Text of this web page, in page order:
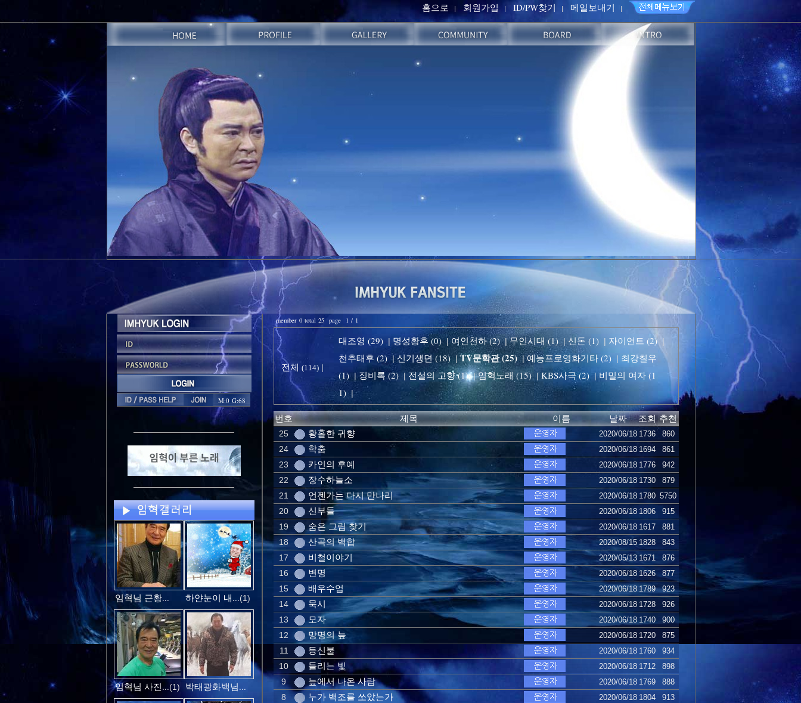
홈으로 회원가입 ID/PW찾기 메일보내기
M:0 G:68
임혁님 근황... 하얀눈이 내...(1)
임혁님 사진...(1) 박태광화백님...
member 0 total 25 page 1 / 1
전체 (114)|
대조영 (29) | 명성황후 (0) | 여인천하 (2) | 무인시대 (1) | 신돈 (1) | 자이언트 (2) |
천추태후 (2) | 신기생뎐 (18) | TV문학관 (25) | 예능프로영화기타 (2) | 최강칠우
(1) | 징비록 (2) | 전설의 고향 (1) | 임혁노래 (15) | KBS사극 (2) | 비밀의 여자 (1
1) |
번호 제목 이름 날짜 조회 추천
25 황홀한 귀향 2020/06/18 1736 860
24 학춤 2020/06/18 1694 861
23 카인의 후예 2020/06/18 1776 942
22 장수하늘소 2020/06/18 1730 879
21 언젠가는 다시 만나리 2020/06/18 1780 5750
20 신부들 2020/06/18 1806 915
19 숨은 그림 찾기 2020/06/18 1617 881
18 산곡의 백합 2020/08/15 1828 843
17 비철이야기 2020/05/13 1671 876
16 변명 2020/06/18 1626 877
15 배우수업 2020/06/18 1789 923
14 묵시 2020/06/18 1728 926
13 모자 2020/06/18 1740 900
12 망명의 늪 2020/06/18 1720 875
11 등신불 2020/06/18 1760 934
10 들리는 빛 2020/06/18 1712 898
9 늪에서 나온 사람 2020/06/18 1769 888
8 누가 백조를 쏘았는가 2020/06/18 1804 913